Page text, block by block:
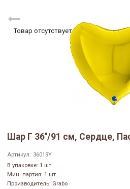
Товар отсутствует
Шар Г 36''/91 см, Сердце,
Артикул: 36019Y
В упаковке: 1 шт.
Мин. партия: 1 шт
Производитель: Grabo